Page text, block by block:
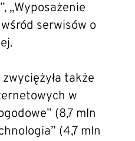
„Wyposażenie
serwisów o
także
w
(8,7 mln
(4,7 mln